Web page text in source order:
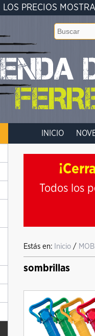
LOS PRECIOS
INICIO
Todos los
Estás en: Inicio /
sombrillas